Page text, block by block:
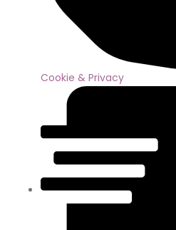
Cookie & Privacy